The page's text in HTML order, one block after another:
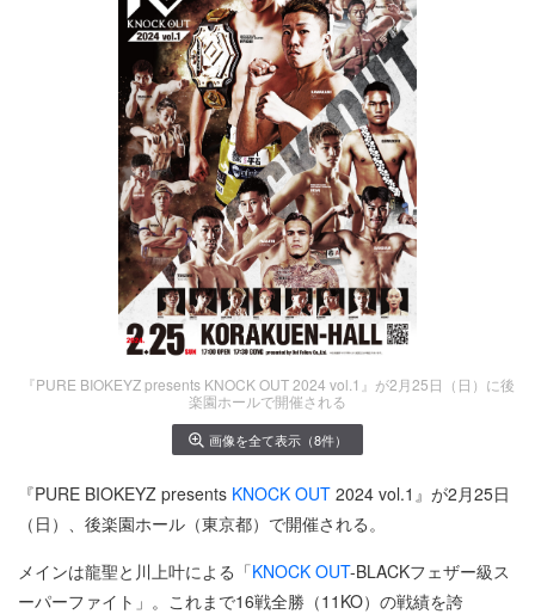
『PURE BIOKEYZ presents KNOCK OUT 2024 vol.1』が2月25日（日）に後
楽園ホールで開催される
画像を全て表示（8件）
『PURE BIOKEYZ presents KNOCK OUT 2024 vol.1』が2月25日
（日）、後楽園ホール（東京都）で開催される。
メインは龍聖と川上叶による「KNOCK OUT-BLACKフェザー級ス
ーパーファイト」。これまで16戦全勝（11KO）の戦績を誇